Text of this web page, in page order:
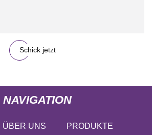
Schick jetzt
NAVIGATION
ÜBER UNS PRODUKTE